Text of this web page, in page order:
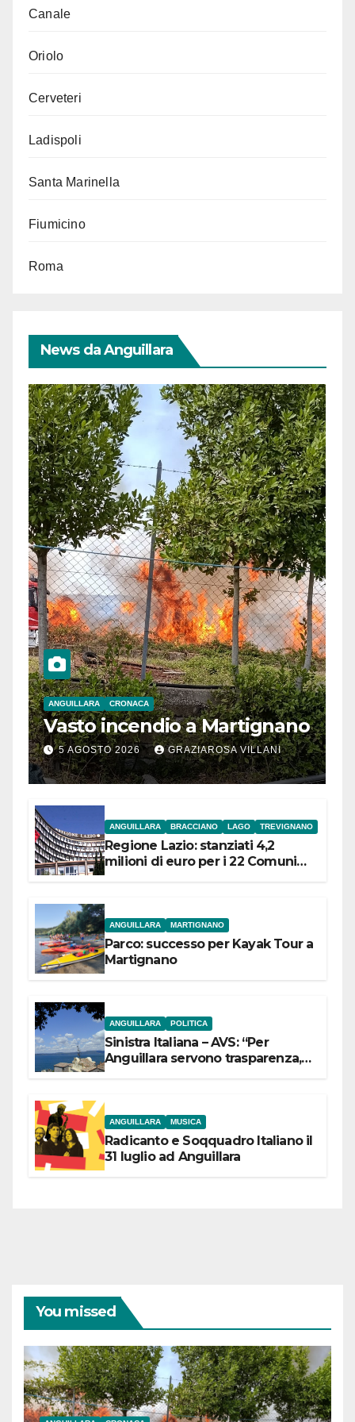
Canale
Oriolo
Cerveteri
Ladispoli
Santa Marinella
Fiumicino
Roma
News da Anguillara
ANGUILLARA CRONACA
Vasto incendio a Martignano
5 AGOSTO 2026 GRAZIAROSA VILLANI
ANGUILLARA BRACCIANO LAGO TREVIGNANO
Regione Lazio: stanziati 4,2
milioni di euro per i 22 Comuni
ANGUILLARA MARTIGNANO
Parco: successo per Kayak Tour a
Martignano
ANGUILLARA POLITICA
Sinistra Italiana – AVS: “Per
Anguillara servono trasparenza,
ANGUILLARA MUSICA
Radicanto e Soqquadro Italiano il
31 luglio ad Anguillara
You missed